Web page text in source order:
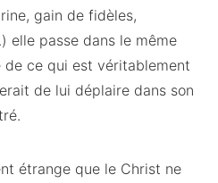
gain de fidèles,
elle passe dans le même
ce qui est véritablement
de lui déplaire dans son
étrange que le Christ ne